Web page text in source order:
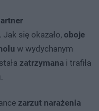
się okazało, oboje
w wydychanym
zatrzymana i trafiła
.
zarzut narażenia